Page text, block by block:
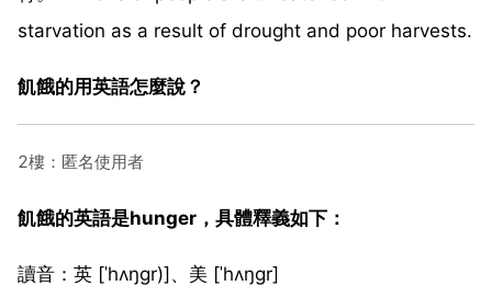
starvation as a result of drought and poor harvests.
飢餓的用英語怎麼說？
2樓：匿名使用者
飢餓的英語是hunger，具體釋義如下：
讀音：英 [ˈhʌŋɡr)]、美 [ˈhʌŋɡr]